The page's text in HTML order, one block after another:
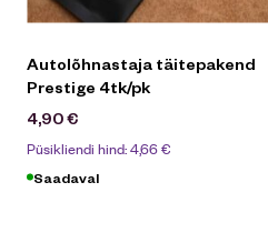
Autolõhnastaja täitepakend
Prestige 4tk/pk
4,90€
Püsikliendi hind:4,66€
Saadaval